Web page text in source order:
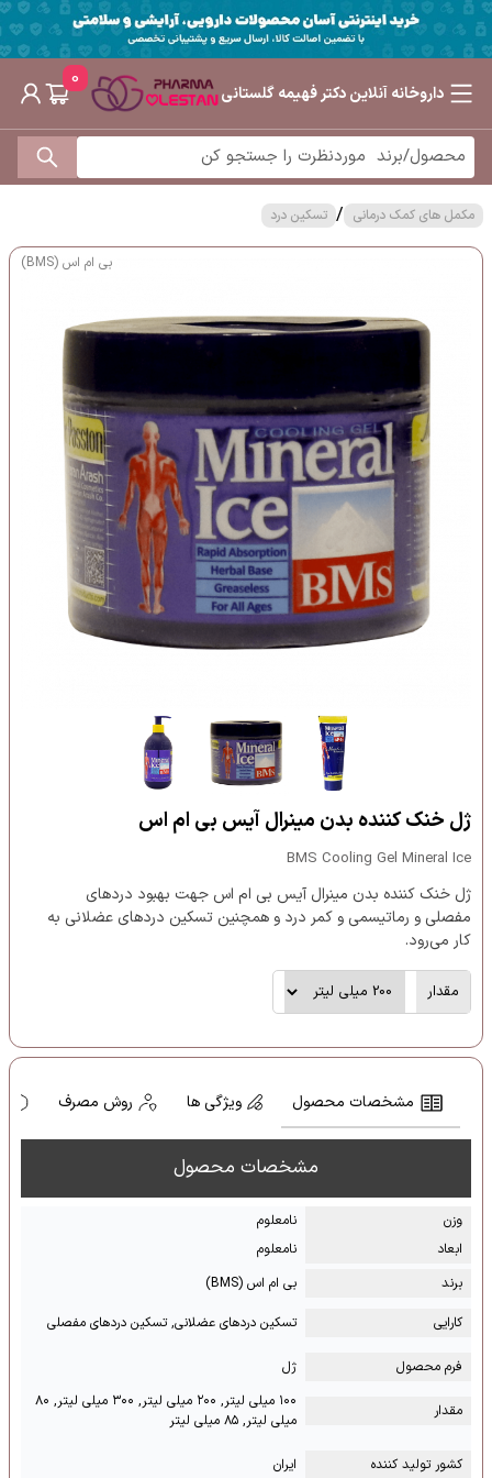
داروخانه آنلاین دکتر فهیمه گلستانی
0
مکمل های کمک درمانی / تسکین درد
بی ام اس (BMS)
ژل خنک کننده بدن مینرال آیس بی ام اس
BMS Cooling Gel Mineral Ice
ژل خنک کننده بدن مینرال آیس بی ام اس جهت بهبود دردهای
مفصلی و رماتیسمی و کمر درد و همچنین تسکین دردهای عضلانی به
کار می‌رود.
مقدار
مشخصات محصول ویژگی ها روش مصرف
مشخصات محصول
وزن
نامعلوم
ابعاد
نامعلوم
برند
بی ام اس (BMS)
کارایی
تسکین دردهای عضلانی, تسکین دردهای مفصلی
فرم محصول ژل
مقدار
۱۰۰ میلی لیتر, ۲۰۰ میلی لیتر, ۳۰۰ میلی لیتر, ۸۰
میلی لیتر, ۸۵ میلی لیتر
کشور تولید کننده ایران